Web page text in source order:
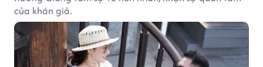
của khán giả.